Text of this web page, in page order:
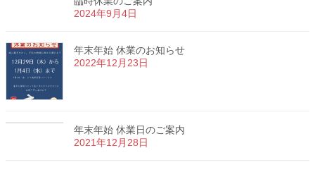
2024年9月4日
年末年始 休業のお知らせ
2022年12月23日
年末年始 休業日のご案内
2021年12月28日